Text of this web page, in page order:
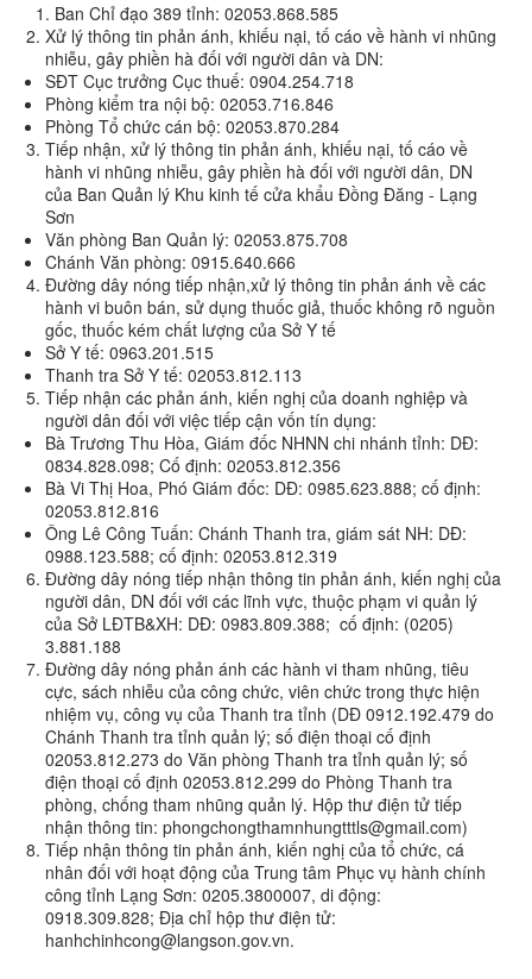
Ban Chỉ đạo 389 tỉnh: 02053.868.585
Xử lý thông tin phản ánh, khiếu nại, tố cáo về hành vi nhũng
nhiễu, gây phiền hà đối với người dân và DN:
SĐT Cục trưởng Cục thuế: 0904.254.718
Phòng kiểm tra nội bộ: 02053.716.846
Phòng Tổ chức cán bộ: 02053.870.284
Tiếp nhận, xử lý thông tin phản ánh, khiếu nại, tố cáo về
hành vi nhũng nhiễu, gây phiền hà đối với người dân, DN
của Ban Quản lý Khu kinh tế cửa khẩu Đồng Đăng - Lạng
Sơn
Văn phòng Ban Quản lý: 02053.875.708
Chánh Văn phòng: 0915.640.666
Đường dây nóng tiếp nhận,xử lý thông tin phản ánh về các
hành vi buôn bán, sử dụng thuốc giả, thuốc không rõ nguồn
gốc, thuốc kém chất lượng của Sở Y tế
Sở Y tế: 0963.201.515
Thanh tra Sở Y tế: 02053.812.113
Tiếp nhận các phản ánh, kiến nghị của doanh nghiệp và
người dân đối với việc tiếp cận vốn tín dụng:
Bà Trương Thu Hòa, Giám đốc NHNN chi nhánh tỉnh: DĐ:
0834.828.098; Cố định: 02053.812.356
Bà Vi Thị Hoa, Phó Giám đốc: DĐ: 0985.623.888; cố định:
02053.812.816
Ông Lê Công Tuấn: Chánh Thanh tra, giám sát NH: DĐ:
0988.123.588; cố định: 02053.812.319
Đường dây nóng tiếp nhận thông tin phản ánh, kiến nghị của
người dân, DN đối với các lĩnh vực, thuộc phạm vi quản lý
của Sở LĐTB&XH: DĐ: 0983.809.388; cố định: (0205)
3.881.188
Đường dây nóng phản ánh các hành vi tham nhũng, tiêu
cực, sách nhiễu của công chức, viên chức trong thực hiện
nhiệm vụ, công vụ của Thanh tra tỉnh (DĐ 0912.192.479 do
Chánh Thanh tra tỉnh quản lý; số điện thoại cố định
02053.812.273 do Văn phòng Thanh tra tỉnh quản lý; số
điện thoại cố định 02053.812.299 do Phòng Thanh tra
phòng, chống tham nhũng quản lý. Hộp thư điện tử tiếp
nhận thông tin: phongchongthamnhungtttls@gmail.com)
Tiếp nhận thông tin phản ánh, kiến nghị của tổ chức, cá
nhân đối với hoạt động của Trung tâm Phục vụ hành chính
công tỉnh Lạng Sơn: 0205.3800007, di động:
0918.309.828; Địa chỉ hộp thư điện tử:
hanhchinhcong@langson.gov.vn.